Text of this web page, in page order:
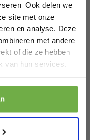
Ook delen we
site met onze
en analyse. Deze
met andere
of die ze hebben
van hun services.
-
jarig bent
weer afmelden.